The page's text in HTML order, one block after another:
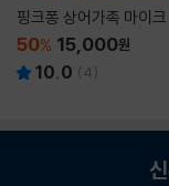
핑크퐁 상어가족 마이크
50% 15,000원
10.0 (4)